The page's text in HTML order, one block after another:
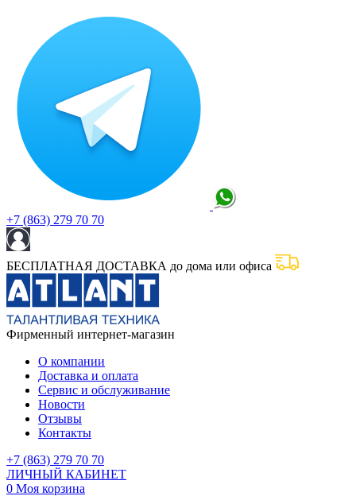
+7 (863) 279 70 70
БЕСПЛАТНАЯ ДОСТАВКА до дома или офиса
Фирменный интернет-магазин
О компании
Доставка и оплата
Сервис и обслуживание
Новости
Отзывы
Контакты
+7 (863) 279 70 70
ЛИЧНЫЙ КАБИНЕТ
0 Моя корзина